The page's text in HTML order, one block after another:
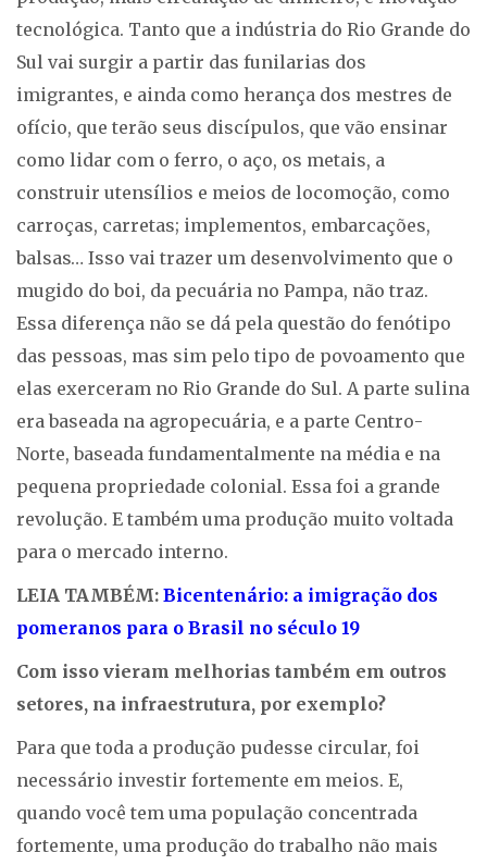
tecnológica. Tanto que a indústria do Rio Grande do
Sul vai surgir a partir das funilarias dos
imigrantes, e ainda como herança dos mestres de
ofício, que terão seus discípulos, que vão ensinar
como lidar com o ferro, o aço, os metais, a
construir utensílios e meios de locomoção, como
carroças, carretas; implementos, embarcações,
balsas… Isso vai trazer um desenvolvimento que o
mugido do boi, da pecuária no Pampa, não traz.
Essa diferença não se dá pela questão do fenótipo
das pessoas, mas sim pelo tipo de povoamento que
elas exerceram no Rio Grande do Sul. A parte sulina
era baseada na agropecuária, e a parte Centro-
Norte, baseada fundamentalmente na média e na
pequena propriedade colonial. Essa foi a grande
revolução. E também uma produção muito voltada
para o mercado interno.
LEIA TAMBÉM: Bicentenário: a imigração dos
pomeranos para o Brasil no século 19
Com isso vieram melhorias também em outros
setores, na infraestrutura, por exemplo?
Para que toda a produção pudesse circular, foi
necessário investir fortemente em meios. E,
quando você tem uma população concentrada
fortemente, uma produção do trabalho não mais